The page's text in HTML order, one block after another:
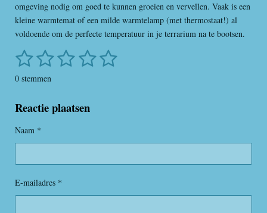
omgeving nodig om goed te kunnen groeien en vervellen. Vaak is een
kleine warmtemat of een milde warmtelamp (met thermostaat!) al
voldoende om de perfecte temperatuur in je terrarium na te bootsen.
R
t
n
s
t
1
s
e
r
2
s
e
r
e
n
3
e
e
n
4
e
e
n
5
e
n
S
0 stemmen
Reactie plaatsen
Naam *
E-mailadres *